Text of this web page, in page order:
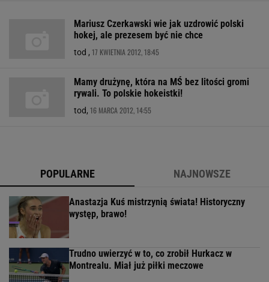
Mariusz Czerkawski wie jak uzdrowić polski
hokej, ale prezesem być nie chce
tod , 17 KWIETNIA 2012, 18:45
Mamy drużynę, która na MŚ bez litości gromi
rywali. To polskie hokeistki!
tod, 16 MARCA 2012, 14:55
POPULARNE NAJNOWSZE
Anastazja Kuś mistrzynią świata! Historyczny
występ, brawo!
Trudno uwierzyć w to, co zrobił Hurkacz w
Montrealu. Miał już piłki meczowe